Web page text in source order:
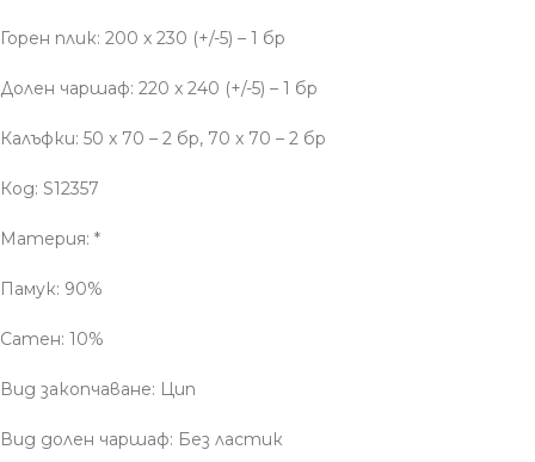
Горен плик: 200 x 230 (+/-5) – 1 бр
Долен чаршаф: 220 x 240 (+/-5) – 1 бр
Калъфки: 50 x 70 – 2 бр, 70 x 70 – 2 бр
Код: S12357
Материя: *
Памук: 90%
Сатен: 10%
Вид закопчаване: Цип
Вид долен чаршаф: Без ластик